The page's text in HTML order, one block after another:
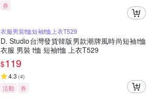
券
衣服男裝t恤短袖t恤上衣T529
D. Studio台灣發貨韓版男款潮牌風時尚短袖t恤
衣服 男裝 t恤 短袖t恤 上衣T529
$119
4.3 (4)
活動
券